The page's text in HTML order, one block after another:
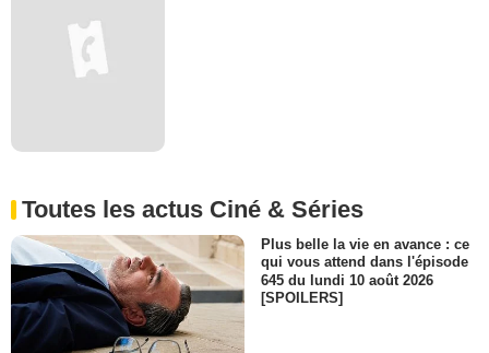
Toutes les actus Ciné & Séries
Plus belle la vie en avance : ce
qui vous attend dans l'épisode
645 du lundi 10 août 2026
[SPOILERS]